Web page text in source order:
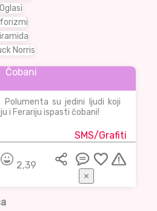
Oglasi
Norris
Čobani
su jedini ljudi koji
i Ferariju ispasti čobani!
SMS/Grafiti
2,39
×